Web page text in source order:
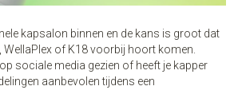
kapsalon binnen en de kans is groot dat
WellaPlex of K18 voorbij hoort komen.
sociale media gezien of heeft je kapper
aanbevolen tijdens een